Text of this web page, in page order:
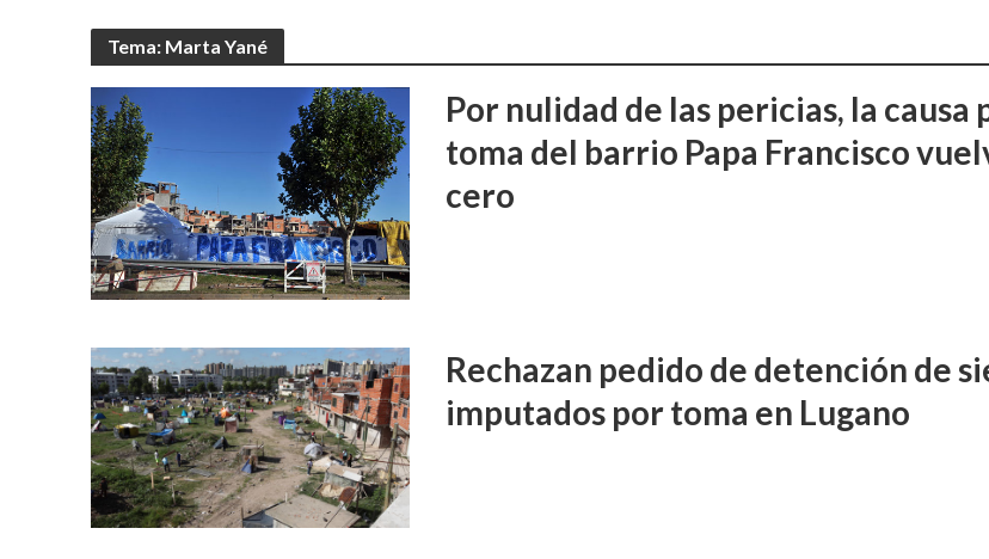
Tema: Marta Yané
Por nulidad de las pericias, la causa
toma del barrio Papa Francisco
cero
Rechazan pedido de detención de
imputados por toma en Lugano